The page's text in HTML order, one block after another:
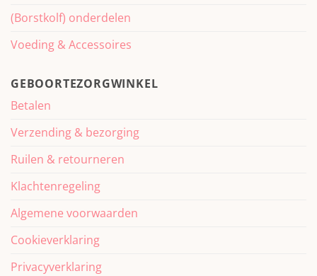
(Borstkolf) onderdelen
Voeding & Accessoires
GEBOORTEZORGWINKEL
Betalen
Verzending & bezorging
Ruilen & retourneren
Klachtenregeling
Algemene voorwaarden
Cookieverklaring
Privacyverklaring